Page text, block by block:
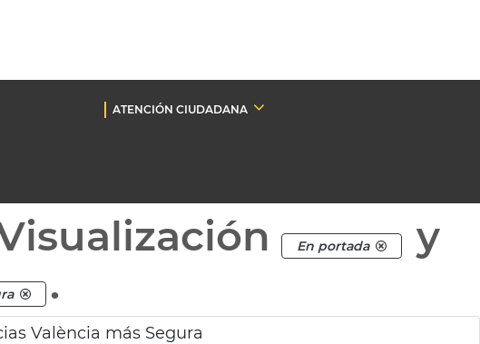
ATENCIÓN CIUDADANA
En portada
y
.
València más Segura